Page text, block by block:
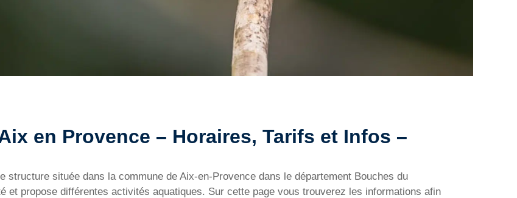
en Provence – Horaires, Tarifs et Infos –
structure située dans la commune de Aix-en-Provence dans le département Bouches du
et propose différentes activités aquatiques. Sur cette page vous trouverez les informations afin